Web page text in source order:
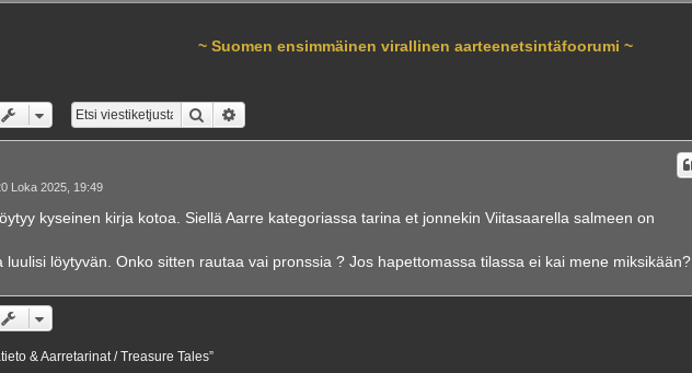
~ Suomen ensimmäinen virallinen aarteenetsintäfoorumi ~
Etsi
Loka 2025, 19:49
kyseinen kirja kotoa. Siellä Aarre kategoriassa tarina et jonnekin Viitasaarella salmeen on
luulisi löytyvän. Onko sitten rautaa vai pronssia ? Jos hapettomassa tilassa ei kai mene miksikään?
& Aarretarinat / Treasure Tales”